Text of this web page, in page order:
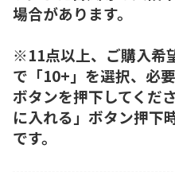
場合があります。
※11点以上、ご購入希
で「10+」を選択、必
ボタンを押下してくだ
に入れる」ボタン押下
です。